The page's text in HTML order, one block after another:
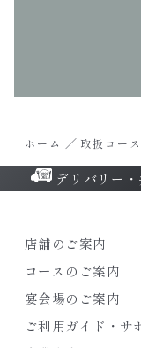
ホーム ／ 取扱コース
デリバリー・
店舗のご案内
コースのご案内
宴会場のご案内
ご利用ガイド・サ